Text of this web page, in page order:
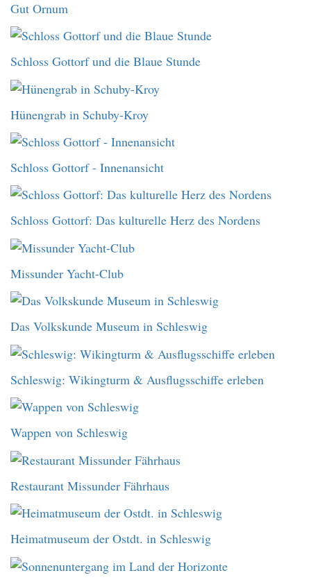
Gut Ornum
Schloss Gottorf und die Blaue Stunde
Hünengrab in Schuby-Kroy
Schloss Gottorf - Innenansicht
Schloss Gottorf: Das kulturelle Herz des Nordens
Missunder Yacht-Club
Das Volkskunde Museum in Schleswig
Schleswig: Wikingturm & Ausflugsschiffe erleben
Wappen von Schleswig
Restaurant Missunder Fährhaus
Heimatmuseum der Ostdt. in Schleswig